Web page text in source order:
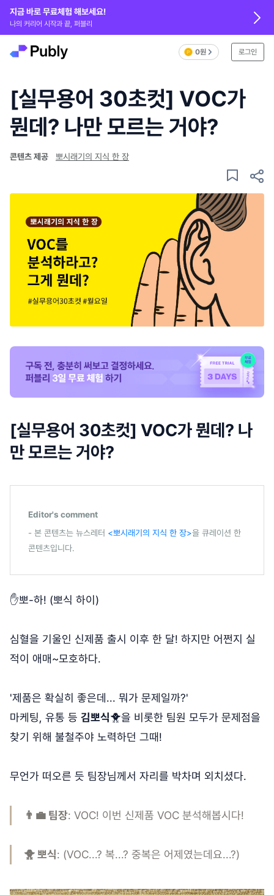
지금 바로 무료체험 해보세요!
나의 커리어 시작과 끝, 퍼블리
0원 로그인
[실무용어 30초컷] VOC가
뭔데? 나만 모르는 거야?
콘텐츠 제공 뽀시래기의 지식 한 장
[실무용어 30초컷] VOC가 뭔데? 나
만 모르는 거야?
Editor's comment
- 본 콘텐츠는 뉴스레터 <뽀시래기의 지식 한 장>을 큐레이션 한
콘텐츠입니다.
✋뽀-하! (뽀식 하이)
심혈을 기울인 신제품 출시 이후 한 달! 하지만 어쩐지 실
적이 애매~모호하다.
'제품은 확실히 좋은데... 뭐가 문제일까?'
마케팅, 유통 등 김뽀식🐥을 비롯한 팀원 모두가 문제점을
찾기 위해 불철주야 노력하던 그때!
무언가 떠오른 듯 팀장님께서 자리를 박차며 외치셨다.
👨‍💼 팀장: VOC! 이번 신제품 VOC 분석해봅시다!
🐥 뽀식: (VOC...? 복...? 중복은 어제였는데요...?)